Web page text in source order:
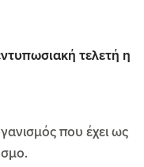
τελετή η
που έχει ως